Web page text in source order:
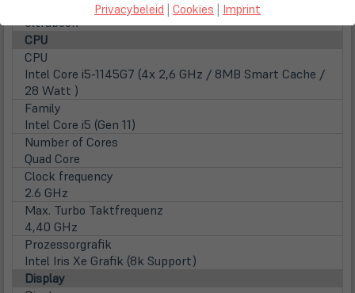
Ultrabook
CPU
CPU
Intel Core i5-1145G7 (4x 2,6 GHz / 8MB Smart Cache /
28 Watt )
Family
Intel Core i5 (Gen 11)
Number of Cores
Quad Core
Clock frequency
2.6 GHz
Max. Turbo Taktfrequenz
4,40 GHz
Prozessorgrafik
Intel Iris Xe Grafik (8k Support)
Display
Privacybeleid | Cookies | Imprint